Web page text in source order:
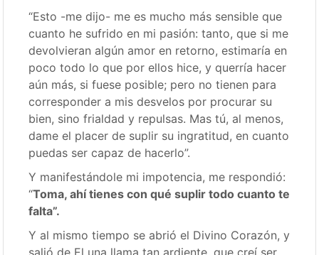
“Esto -me dijo- me es mucho más sensible que
cuanto he sufrido en mi pasión: tanto, que si me
devolvieran algún amor en retorno, estimaría en
poco todo lo que por ellos hice, y querría hacer
aún más, si fuese posible; pero no tienen para
corresponder a mis desvelos por procurar su
bien, sino frialdad y repulsas. Mas tú, al menos,
dame el placer de suplir su ingratitud, en cuanto
puedas ser capaz de hacerlo”.
Y manifestándole mi impotencia, me respondió:
“Toma, ahí tienes con qué suplir todo cuanto te
falta”.
Y al mismo tiempo se abrió el Divino Corazón, y
salió de El una llama tan ardiente, que creí ser